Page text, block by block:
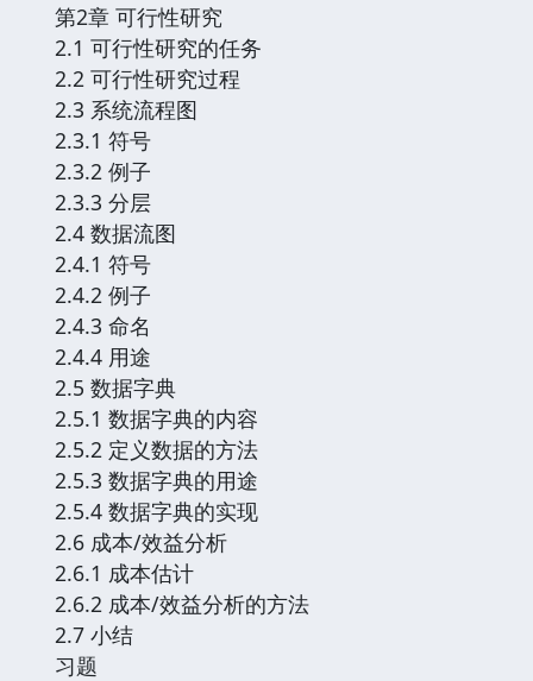
第2章 可行性研究
2.1 可行性研究的任务
2.2 可行性研究过程
2.3 系统流程图
2.3.1 符号
2.3.2 例子
2.3.3 分层
2.4 数据流图
2.4.1 符号
2.4.2 例子
2.4.3 命名
2.4.4 用途
2.5 数据字典
2.5.1 数据字典的内容
2.5.2 定义数据的方法
2.5.3 数据字典的用途
2.5.4 数据字典的实现
2.6 成本/效益分析
2.6.1 成本估计
2.6.2 成本/效益分析的方法
2.7 小结
习题